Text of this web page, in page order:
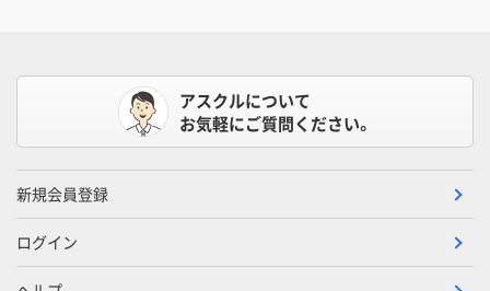
アスクルについて
お気軽にご質問ください。
新規会員登録
ログイン